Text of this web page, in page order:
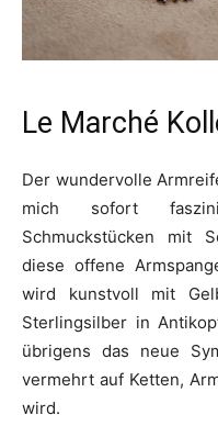
Le Marché
Der wundervolle
mich sofort
Schmuckstücken mit
diese offene
wird kunstvoll mit
Sterlingsilber in
übrigens das neue
vermehrt auf Ketten,
wird.